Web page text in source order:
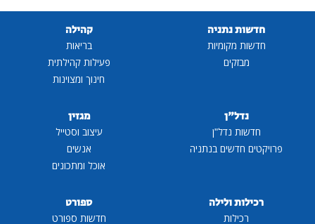
חדשות נתניה
חדשות מקומיות
מבזקים
קהילה
בריאות
פעילות קהילתית
חינוך ומצוינות
נדל"ן
חדשות נדל"ן
פרויקטים חדשים בנתניה
מגזין
עיצוב וסטייל
אנשים
אוכל ומתכונים
רכילות ולילה
רכילות
ספורט
חדשות ספורט